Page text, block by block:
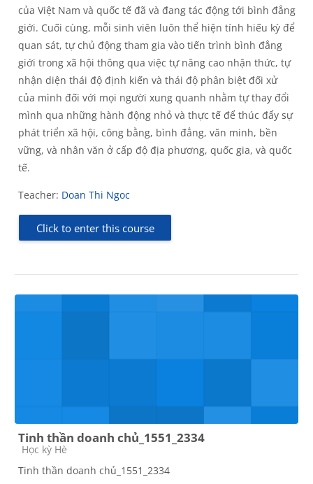
của Việt Nam và quốc tế đã và đang tác động tới bình đẳng
giới. Cuối cùng, mỗi sinh viên luôn thể hiện tính hiếu kỳ để
quan sát, tự chủ động tham gia vào tiến trình bình đẳng
giới trong xã hội thông qua việc tự nâng cao nhận thức, tự
nhận diện thái độ định kiến và thái độ phân biệt đối xử
của mình đối với mọi người xung quanh nhằm tự thay đổi
mình qua những hành động nhỏ và thực tế để thúc đẩy sự
phát triển xã hội, công bằng, bình đẳng, văn minh, bền
vững, và nhân văn ở cấp độ địa phương, quốc gia, và quốc
tế.
Teacher: Doan Thi Ngoc
Click to enter this course
Tinh thần doanh chủ_1551_2334
Course category
Học kỳ Hè
Tinh thần doanh chủ_1551_2334